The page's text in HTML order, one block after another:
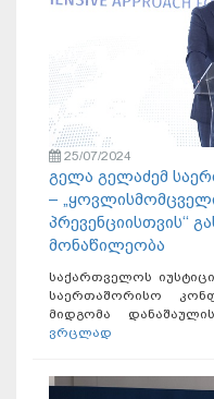
25/07/2024
გელა გელაძემ
–
პრევენციისთვის‘‘
მონაწილეობა
საქართველოს
საერთაშორისო
მიდგომა დანაშაულის
ვრცლად